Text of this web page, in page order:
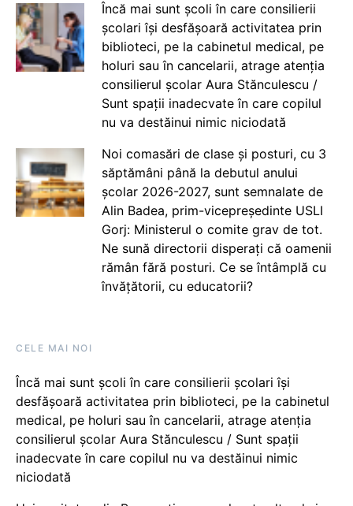
Încă mai sunt școli în care consilierii
școlari își desfășoară activitatea prin
biblioteci, pe la cabinetul medical, pe
holuri sau în cancelarii, atrage atenția
consilierul școlar Aura Stănculescu /
Sunt spații inadecvate în care copilul
nu va destăinui nimic niciodată
Noi comasări de clase și posturi, cu 3
săptămâni până la debutul anului
școlar 2026-2027, sunt semnalate de
Alin Badea, prim-vicepreședinte USLI
Gorj: Ministerul o comite grav de tot.
Ne sună directorii disperați că oamenii
rămân fără posturi. Ce se întâmplă cu
învățătorii, cu educatorii?
CELE MAI NOI
Încă mai sunt școli în care consilierii școlari își
desfășoară activitatea prin biblioteci, pe la cabinetul
medical, pe holuri sau în cancelarii, atrage atenția
consilierul școlar Aura Stănculescu / Sunt spații
inadecvate în care copilul nu va destăinui nimic
niciodată